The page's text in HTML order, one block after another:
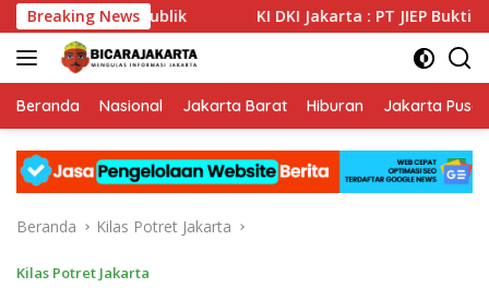
Langsung
ke
konten
Breaking News
Informasi Publik KI DKI Jakarta : PT JIEP Buktikan
Beranda Nasional Jakarta Barat Hiburan Jakarta Pusat
Beranda Kilas Potret Jakarta
Kilas Potret Jakarta